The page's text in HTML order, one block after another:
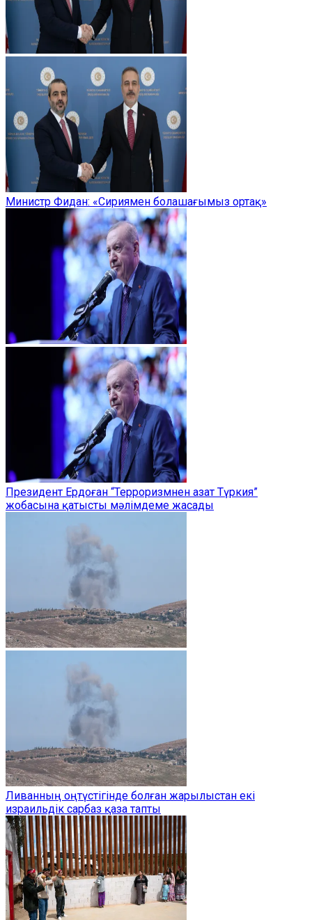
Министр Фидан: «Сириямен болашағымыз ортақ»
Президент Ердоған “Терроризмнен азат Түркия”
жобасына қатысты мәлімдеме жасады
Ливанның оңтүстігінде болған жарылыстан екі
израильдік сарбаз қаза тапты